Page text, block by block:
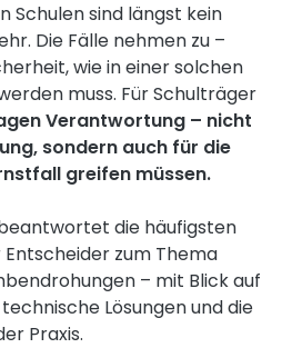
Schulen sind längst kein
Die Fälle nehmen zu –
wie in einer solchen
muss. Für Schulträger
Verantwortung – nicht
sondern auch für die
greifen müssen.
die häufigsten
zum Thema
– mit Blick auf
Lösungen und die
Praxis.